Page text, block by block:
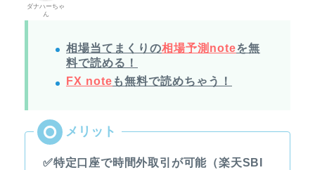
ダナハーちゃ
ん
相場当てまくりの相場予測noteを無
料で読める！
FX note も無料で読めちゃう！
✅特定口座で時間外取引が可能（楽天SBI